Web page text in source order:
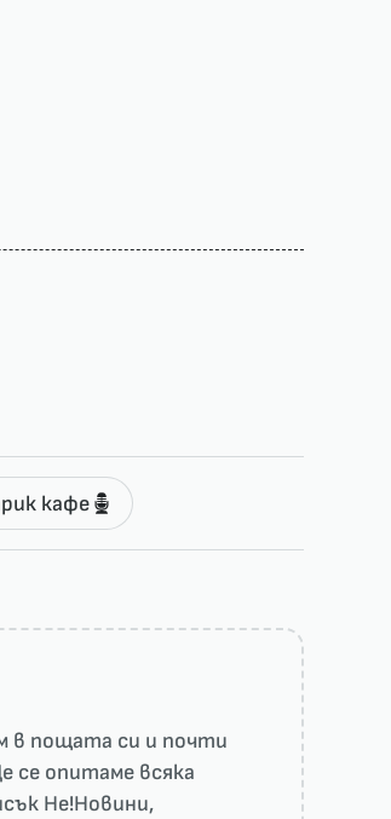
кафе
в пощата си и почти
се опитаме всяка
He!Новини,